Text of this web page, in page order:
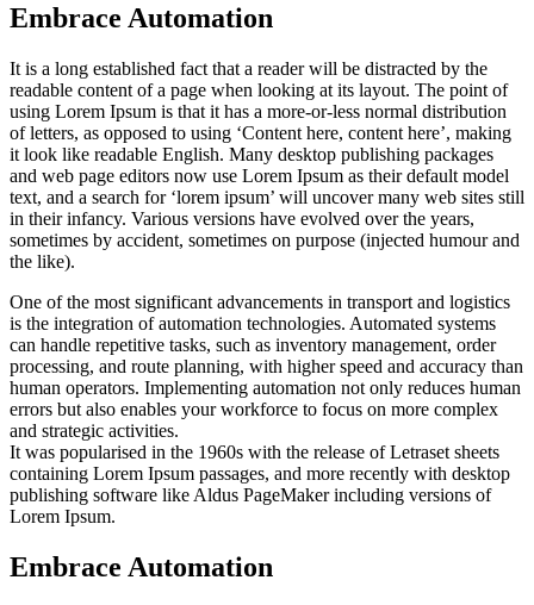
Embrace Automation
It is a long established fact that a reader will be distracted by the
readable content of a page when looking at its layout. The point of
using Lorem Ipsum is that it has a more-or-less normal distribution
of letters, as opposed to using ‘Content here, content here’, making
it look like readable English. Many desktop publishing packages
and web page editors now use Lorem Ipsum as their default model
text, and a search for ‘lorem ipsum’ will uncover many web sites still
in their infancy. Various versions have evolved over the years,
sometimes by accident, sometimes on purpose (injected humour and
the like).
One of the most significant advancements in transport and logistics
is the integration of automation technologies. Automated systems
can handle repetitive tasks, such as inventory management, order
processing, and route planning, with higher speed and accuracy than
human operators. Implementing automation not only reduces human
errors but also enables your workforce to focus on more complex
and strategic activities.
It was popularised in the 1960s with the release of Letraset sheets
containing Lorem Ipsum passages, and more recently with desktop
publishing software like Aldus PageMaker including versions of
Lorem Ipsum.
Embrace Automation